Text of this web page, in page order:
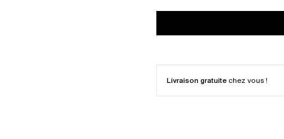
Livraison gratuite chez vous !